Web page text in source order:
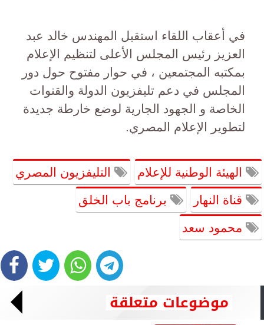
في أعقاب اللقاء استقبل المهندس خالد عبد
العزيز رئيس المجلس الأعلى لتنظيم الإعلام
بمكتبه المجتمعين ، في حوار مفتوح حول دور
المجلس في دعم تليفزيون الدولة والقنوات
الخاصة و الجهود الجارية لوضع خارطة جديدة
لتطوير الإعلام المصري.
الهيئة الوطنية للإعلام التليفزيون المصري
قناة النهار برنامج باب الخلق
محمود سعد
موضوعات متعلقة